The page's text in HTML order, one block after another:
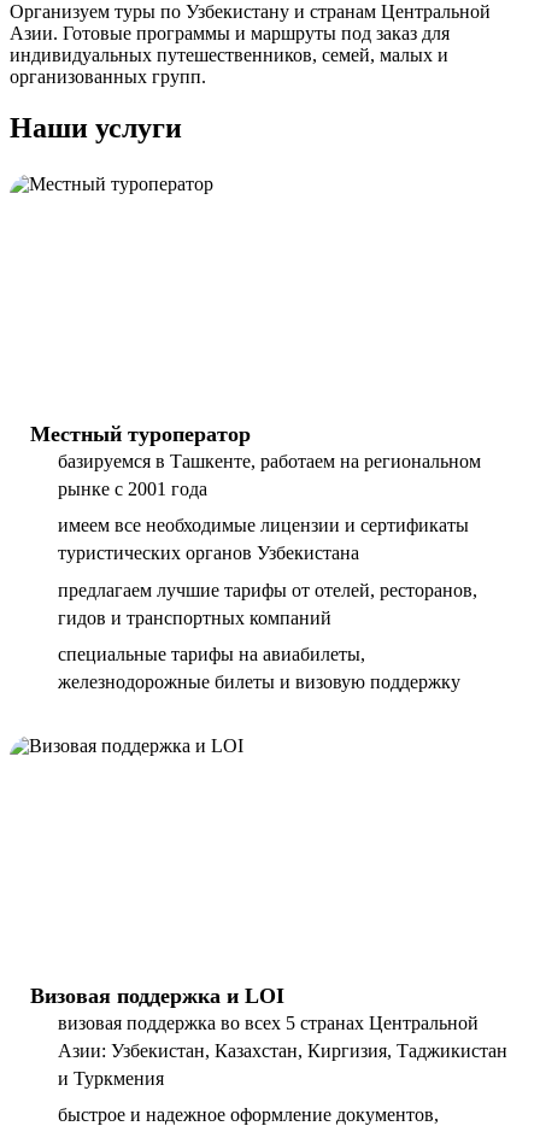
Организуем туры по Узбекистану и странам Центральной
Азии. Готовые программы и маршруты под заказ для
индивидуальных путешественников, семей, малых и
организованных групп.
Наши услуги
Местный туроператор
базируемся в Ташкенте, работаем на региональном
рынке с 2001 года
имеем все необходимые лицензии и сертификаты
туристических органов Узбекистана
предлагаем лучшие тарифы от отелей, ресторанов,
гидов и транспортных компаний
специальные тарифы на авиабилеты,
железнодорожные билеты и визовую поддержку
Визовая поддержка и LOI
визовая поддержка во всех 5 странах Центральной
Азии: Узбекистан, Казахстан, Киргизия, Таджикистан
и Туркмения
быстрое и надежное оформление документов,